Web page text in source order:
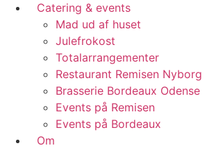
Catering & events
Mad ud af huset
Julefrokost
Totalarrangementer
Restaurant Remisen Nyborg
Brasserie Bordeaux Odense
Events på Remisen
Events på Bordeaux
Om